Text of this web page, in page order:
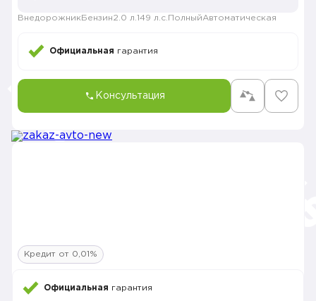
Внедорожник Бензин2.0 л. 149 л.с. ПолныйАвтоматическая
Официальная гарантия
Консультация
Кредит от 0,01%
Официальная гарантия